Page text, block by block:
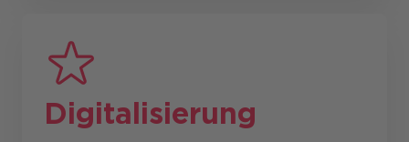
Digitalisierung